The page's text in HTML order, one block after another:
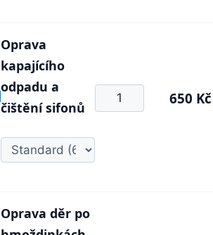
Oprava
kapajícího
odpadu a
čištění sifonů
650 Kč
Oprava děr po